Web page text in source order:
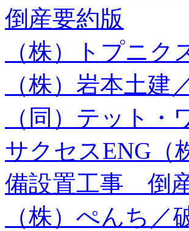
倒産要約版
（株）トプニ
（株）岩本土
（同）テット
サクセスENG
備設置工事 倒
（株）ぺんち